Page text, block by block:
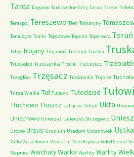
Tarda Targowo Tarnowskie Góry Tarup Tczew
Terespol Tereszewo Tleń Tomaryny
Tomczyce Tomki Topczewo Topolin Toporowo Toruń
Trląg Trojany Trojanów Troszyn Trudna
Truskolas Trzcianka Trzciel Trzciniec
Trzygłów Trzęsacz Trzścianka Trębice Tuchola
Turza Wielka Tuł Tuławki Tułodziad
Tłuchowo Tłuszcz Uchacze Udryn Ukta
Uniechowo Unierzyż Unierzyż Strzegowo
Urowo Ursus Urszulin Usedom Ustanówek Ustka
Vallo Varso Tower Veivieriai Velo Krynica Velo Poprad
Wapnica WarchałyWarka Warlity Warlity